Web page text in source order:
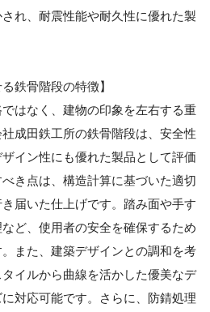
れ、耐震性能や耐久性に優れた製
鉄骨階段の特徴】
はなく、建物の印象を左右する重
成田鉄工所の鉄骨階段は、安全性
イン性にも優れた製品として評価
き点は、構造計算に基づいた適切
届いた仕上げです。踏み面や手す
ど、使用者の安全を確保するため
また、建築デザインとの調和を考
イルから曲線を活かした優美なデ
対応可能です。さらに、防錆処理